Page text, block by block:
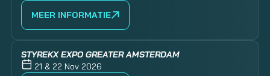
MEER INFORMATIE
STYREKX EXPO GREATER AMSTERDAM
21 & 22 Nov 2026